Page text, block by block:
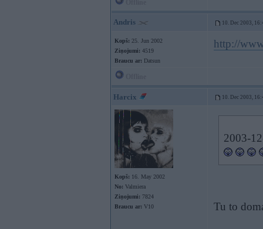
Andris 10. Dec 2003,
Kopš: 25. Jun 2002
Ziņojumi: 4519
Braucu ar: Datsun
http://
Harcix 10. Dec 2003,
Kopš: 16. May 2002
No: Valmiera
Ziņojumi: 7824
Braucu ar: V10
2003-
Tu to